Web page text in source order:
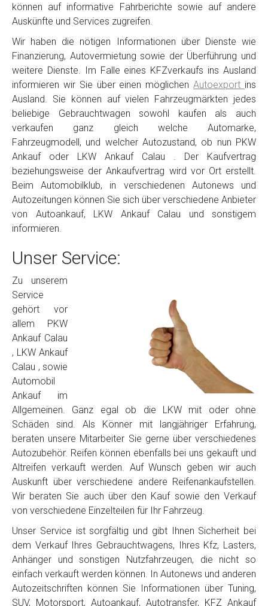
können auf informative Fahrberichte sowie auf andere
Auskünfte und Services zugreifen.
Wir haben die nötigen Informationen über Dienste wie
Finanzierung, Autovermietung sowie der Überführung und
weitere Dienste. Im Falle eines KFZverkaufs ins Ausland
informieren wir Sie über einen möglichenAutoexport ins
Ausland. Sie können auf vielen Fahrzeugmärkten jedes
beliebige Gebrauchtwagen sowohl kaufen als auch
verkaufen ganz gleich welche Automarke,
Fahrzeugmodell, und welcher Autozustand, ob nun PKW
Ankauf oder LKW Ankauf Calau . Der Kaufvertrag
beziehungsweise der Ankaufvertrag wird vor Ort erstellt.
Beim Automobilklub, in verschiedenen Autonews und
Autozeitungen können Sie sich über verschiedene Anbieter
von Autoankauf, LKW Ankauf Calau und sonstigem
informieren.
Unser Service:
Zu unserem
Service
gehört vor
allem PKW
Ankauf Calau
, LKW Ankauf
Calau , sowie
Automobil
Ankauf im
Allgemeinen. Ganz egal ob die LKW mit oder ohne
Schäden sind. Als Könner mit langjähriger Erfahrung,
beraten unsere Mitarbeiter Sie gerne über verschiedenes
Autozubehör. Reifen können ebenfalls bei uns gekauft und
Altreifen verkauft werden. Auf Wunsch geben wir auch
Auskunft über verschiedene andere Reifenankaufstellen.
Wir beraten Sie auch über den Kauf sowie den Verkauf
von verschiedene Einzelteilen für Ihr Fahrzeug.
Unser Service ist sorgfältig und gibt Ihnen Sicherheit bei
dem Verkauf Ihres Gebrauchtwagens, Ihres Kfz, Lasters,
Anhänger und sonstigen Nutzfahrzeugen, die nicht so
einfach verkauft werden können. In Autonews und anderen
Autozeitschriften können Sie Informationen über Tuning,
SUV, Motorsport, Autoankauf, Autotransfer, KFZ Ankauf